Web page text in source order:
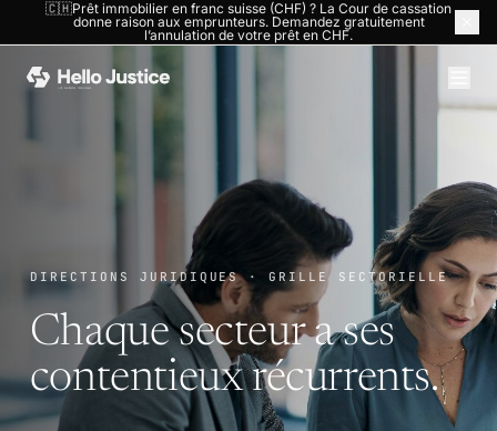
🇨🇭Prêt immobilier en franc suisse (CHF) ? La Cour de cassation
donne raison aux emprunteurs. Demandez gratuitement
l’annulation de votre prêt en CHF.
ACCUEIL›DIRECTIONS JURIDIQUES›PAR SECTEUR
DIRECTIONS JURIDIQUES · GRILLE SECTORIELLE
Chaque secteur a ses
contentieux récurrents.